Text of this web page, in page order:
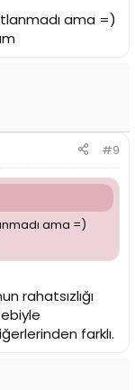
mı hepsi yani?
ama =)
#9
ama =)
rahatsızlığı
farklı.